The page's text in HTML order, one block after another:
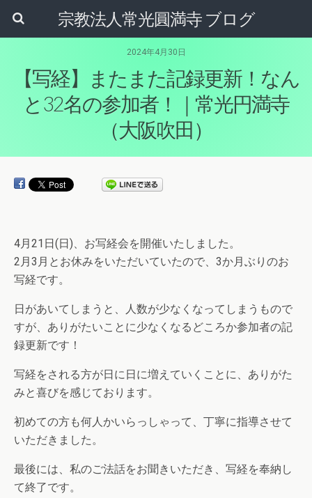
宗教法人常光圓満寺 ブログ
2024年4月30日
【写経】またまた記録更新！なん
と32名の参加者！｜常光円満寺
（大阪吹田）
4月21日(日)、お写経会を開催いたしました。
2月3月とお休みをいただいていたので、3か月ぶりのお
写経です。
日があいてしまうと、人数が少なくなってしまうもので
すが、ありがたいことに少なくなるどころか参加者の記
録更新です！
写経をされる方が日に日に増えていくことに、ありがた
みと喜びを感じております。
初めての方も何人かいらっしゃって、丁寧に指導させて
いただきました。
最後には、私のご法話をお聞きいただき、写経を奉納し
て終了です。